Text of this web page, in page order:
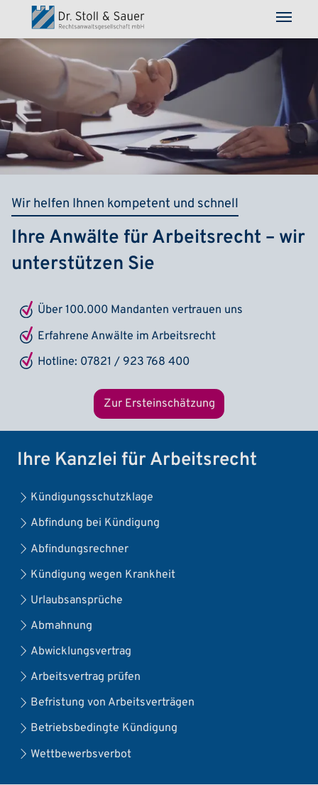
Direkt zum Inhalt
Wir helfen Ihnen kompetent und schnell
Ihre Anwälte für Arbeitsrecht – wir
unterstützen Sie
Über 100.000 Mandanten vertrauen uns
Erfahrene Anwälte im Arbeitsrecht
Hotline: 07821 / 923 768 400
Zur Ersteinschätzung
Ihre Kanzlei für Arbeitsrecht
Kündigungsschutzklage
Abfindung bei Kündigung
Abfindungsrechner
Kündigung wegen Krankheit
Urlaubsansprüche
Abmahnung
Abwicklungsvertrag
Arbeitsvertrag prüfen
Befristung von Arbeitsverträgen
Betriebsbedingte Kündigung
Wettbewerbsverbot